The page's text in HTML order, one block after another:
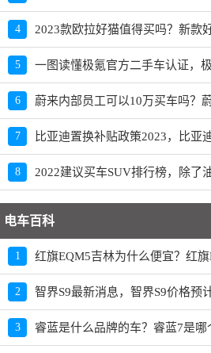
4
5
6
7
8
电车百科
1
2 智界S9最新消息，智界S9价格预
3 睿蓝是什么品牌的车？睿蓝7是哪